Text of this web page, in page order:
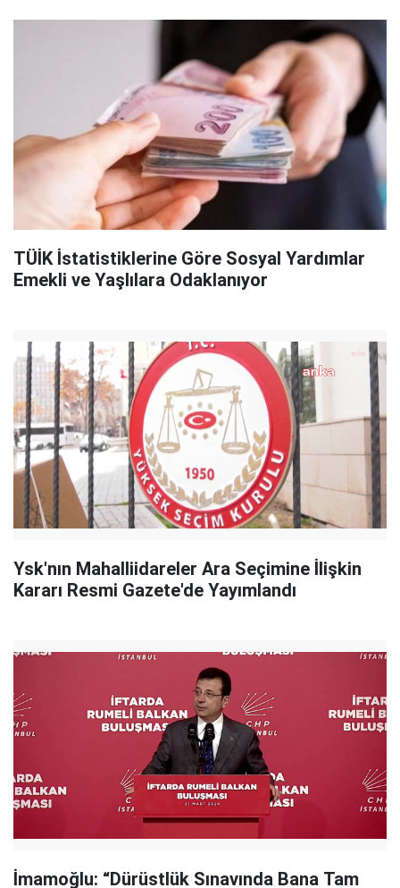
TÜİK İstatistiklerine Göre Sosyal Yardımlar
Emekli ve Yaşlılara Odaklanıyor
Ysk'nın Mahalliidareler Ara Seçimine İlişkin
Kararı Resmi Gazete'de Yayımlandı
İmamoğlu: “Dürüstlük Sınavında Bana Tam